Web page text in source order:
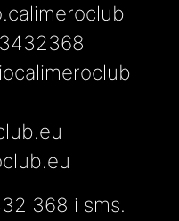
368 i sms.